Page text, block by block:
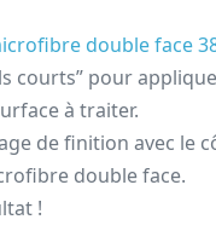
double face
courts” pour
à traiter.
de finition avec le
double face.
!